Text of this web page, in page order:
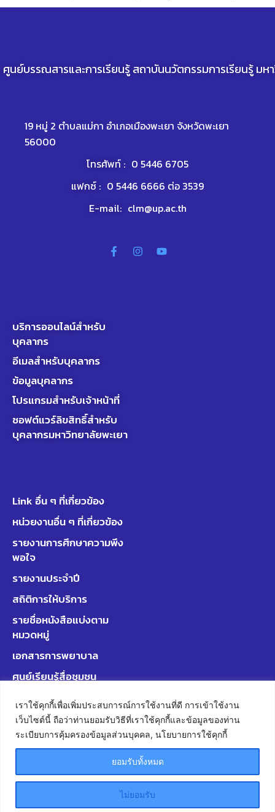
เราใช้คุกกี้เพื่อเพิ่มประสบการณ์การใช้งานที่ดี การเข้าใช้งาน
เว็บไซต์นี้ ถือว่าท่านยอมรับวิธีที่เราใช้คุกกี้และข้อมูลของท่าน
ระเบียบการคุ้มครองข้อมูลส่วนบุคคล, นโยบายการใช้คุกกี้
ไม่ยอมรับ
ยอมรับทั้งหมด
ศูนย์บรรณสารและการเรียนรู้ สถาบันนวัตกรรมการเรียนรู้ มห
19 หมู่ 2 ตำบลแม่กา อำเภอเมืองพะเยา จังหวัดพะเยา
56000
โทรศัพท์ : 0 5446 6705
แฟกซ์ : 0 5446 6666 ต่อ 3539
E-mail: clm@up.ac.th
บริการออนไลน์สำหรับ
บุคลากร
อีเมลสำหรับบุคลากร
ข้อมูลบุคลากร
โปรแกรมสำหรับเจ้าหน้าที่
ซอฟต์แวร์ลิขสิทธิ์สำหรับ
บุคลากรมหาวิทยาลัยพะเยา
Link อื่น ๆ ที่เกี่ยวข้อง
หน่วยงานอื่น ๆ ที่เกี่ยวข้อง
รายงานการศึกษาความพึง
พอใจ
รายงานประจำปี
สถิติการให้บริการ
รายชื่อหนังสือแบ่งตาม
หมวดหมู่
เอกสารการพยาบาล
ศูนย์เรียนรู้สื่อชุมชน
This is a sample website - cmsmasters © 2021 / All
Rights Reserved